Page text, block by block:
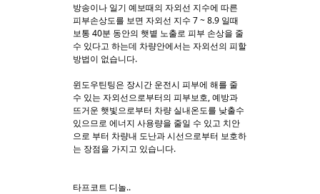
방송이나 일기 예보때의 자외선 지수에 따른
피부손상도를 보면 자외선 지수 7 ~ 8.9 일때
보통 40분 동안의 햇볕 노출로 피부 손상을 줄
수 있다고 하는데 차량안에서는 자외선의 피할
방법이 없습니다.
윈도우틴팅은 장시간 운전시 피부에 해를 줄
수 있는 자외선으로부터의 피부보호, 예방과
뜨거운 햇빛으로부터 차량 실내온도를 낮출수
있으므로 에너지 사용량을 줄일 수 있고 치안
으로 부터 차량내 도난과 시선으로부터 보호하
는 장점을 가지고 있습니다.
타프코트 디놀..